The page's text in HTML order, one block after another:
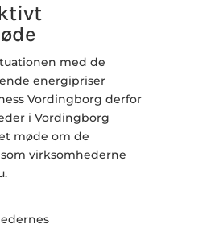
med de
energipriser
Vordingborg derfor
i Vordingborg
møde om de
virksomhederne